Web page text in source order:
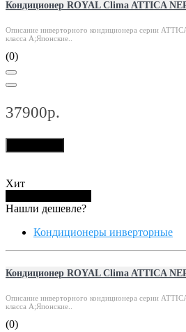
Кондиционер ROYAL Clima ATTICA
Описание инверторного кондиционера серии
класса А;Японские..
(0)
37900р.
Хит
Нашли дешевле?
Кондиционеры инверторные
Кондиционер ROYAL Clima ATTICA
Описание инверторного кондиционера серии
класса А;Японские..
(0)